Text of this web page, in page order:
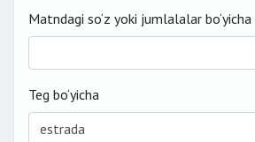
Matndagi so‘z yoki jumlalalar bo‘yicha
Teg bo‘yicha